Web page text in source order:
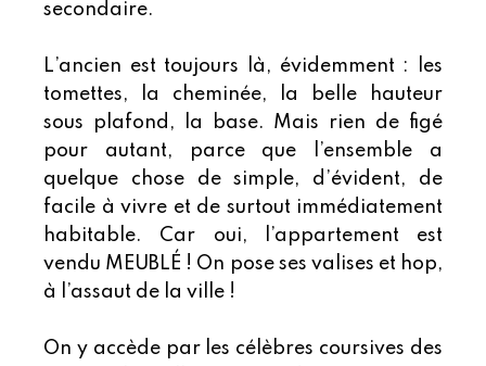
secondaire.
L’ancien est toujours là, évidemment : les
tomettes, la cheminée, la belle hauteur
sous plafond, la base. Mais rien de figé
pour autant, parce que l’ensemble a
quelque chose de simple, d’évident, de
facile à vivre et de surtout immédiatement
habitable. Car oui, l’appartement est
vendu MEUBLÉ ! On pose ses valises et hop,
à l’assaut de la ville !
On y accède par les célèbres coursives des